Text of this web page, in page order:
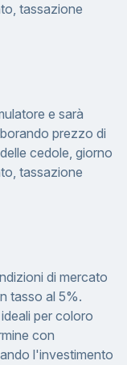
tassazione
e sarà
prezzo di
cedole, giorno
tassazione
di mercato
tasso al 5%.
per coloro
con
l'investimento